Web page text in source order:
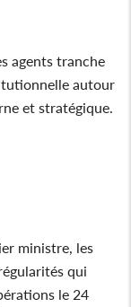
agents tranche
autour
et stratégique.
ministre, les
qui
le 24